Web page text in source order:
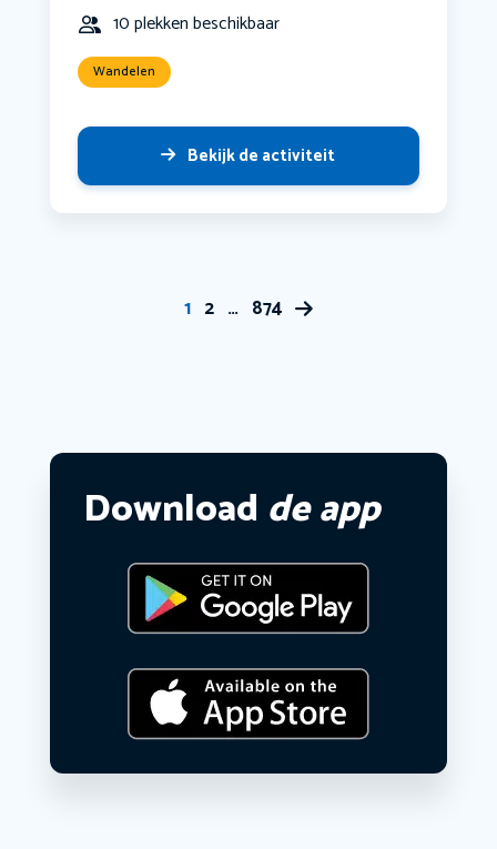
10 plekken beschikbaar
Wandelen
Bekijk de activiteit
1 2 … 874
Download de app